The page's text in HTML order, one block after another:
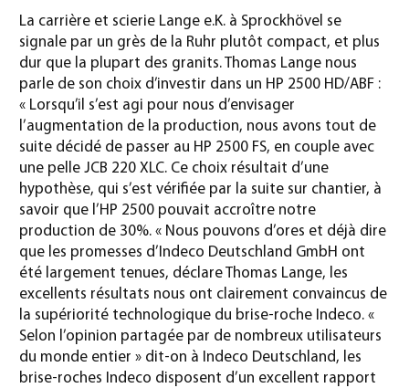
La carrière et scierie Lange e.K. à Sprockhövel se
signale par un grès de la Ruhr plutôt compact, et plus
dur que la plupart des granits. Thomas Lange nous
parle de son choix d’investir dans un HP 2500 HD/ABF :
« Lorsqu’il s’est agi pour nous d’envisager
l’augmentation de la production, nous avons tout de
suite décidé de passer au HP 2500 FS, en couple avec
une pelle JCB 220 XLC. Ce choix résultait d’une
hypothèse, qui s’est vérifiée par la suite sur chantier, à
savoir que l’HP 2500 pouvait accroître notre
production de 30%. « Nous pouvons d’ores et déjà dire
que les promesses d’Indeco Deutschland GmbH ont
été largement tenues, déclare Thomas Lange, les
excellents résultats nous ont clairement convaincus de
la supériorité technologique du brise-roche Indeco. «
Selon l’opinion partagée par de nombreux utilisateurs
du monde entier » dit-on à Indeco Deutschland, les
brise-roches Indeco disposent d’un excellent rapport